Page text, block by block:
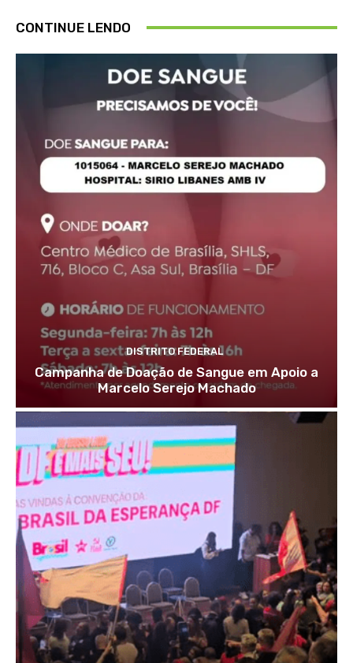
CONTINUE LENDO
DISTRITO FEDERAL
Campanha de Doação de Sangue em Apoio a
Marcelo Serejo Machado